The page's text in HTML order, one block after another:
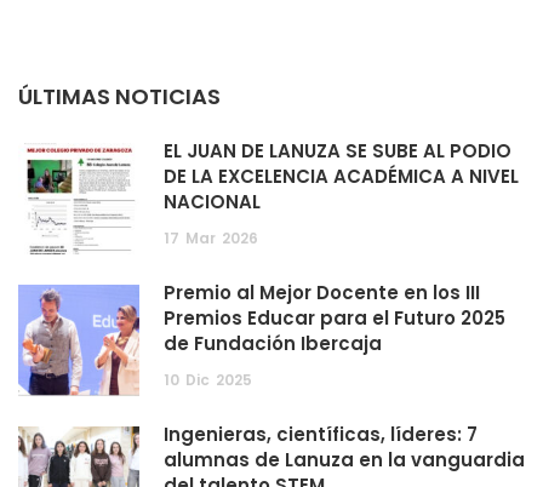
ÚLTIMAS NOTICIAS
EL JUAN DE LANUZA SE SUBE AL PODIO
DE LA EXCELENCIA ACADÉMICA A NIVEL
NACIONAL
17 Mar 2026
Premio al Mejor Docente en los III
Premios Educar para el Futuro 2025
de Fundación Ibercaja
10 Dic 2025
Ingenieras, científicas, líderes: 7
alumnas de Lanuza en la vanguardia